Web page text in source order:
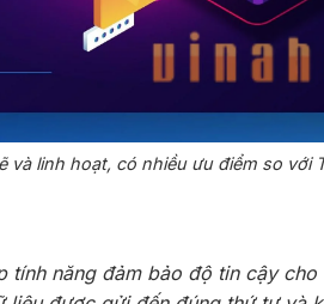
linh hoạt, có nhiều ưu điểm so với
tính năng đảm bảo độ tin cậy